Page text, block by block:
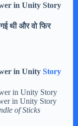
in Unity Story
थी और वो फिर
in Unity Story
in Unity Story
of Sticks